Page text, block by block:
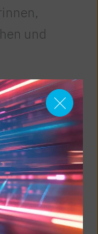
und
selbst
und